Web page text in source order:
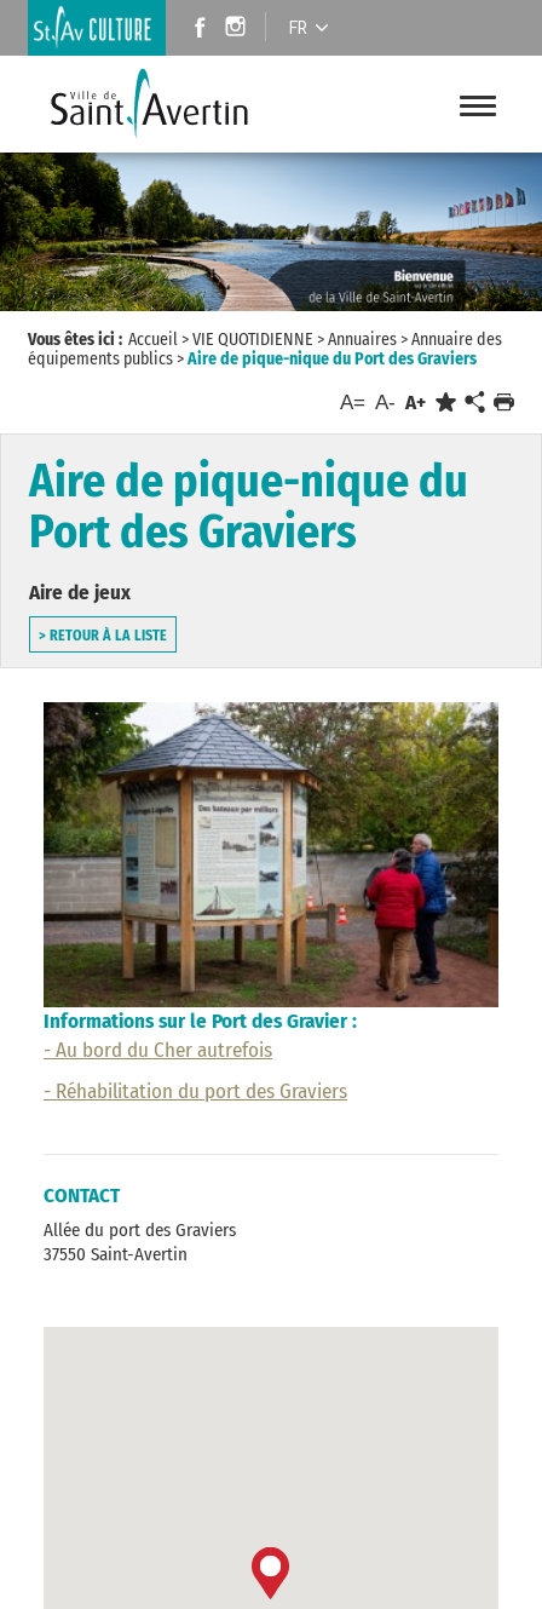
FR
Vous êtes ici : Accueil>VIE QUOTIDIENNE >Annuaires>Annuaire des
équipements publics>Aire de pique-nique du Port des Graviers
A= A- A+
Aire de pique-nique du
Port des Graviers
Aire de jeux
> RETOUR À LA LISTE
Informations sur le Port des Gravier :
- Au bord du Cher autrefois
- Réhabilitation du port des Graviers
CONTACT
Allée du port des Graviers
37550 Saint-Avertin